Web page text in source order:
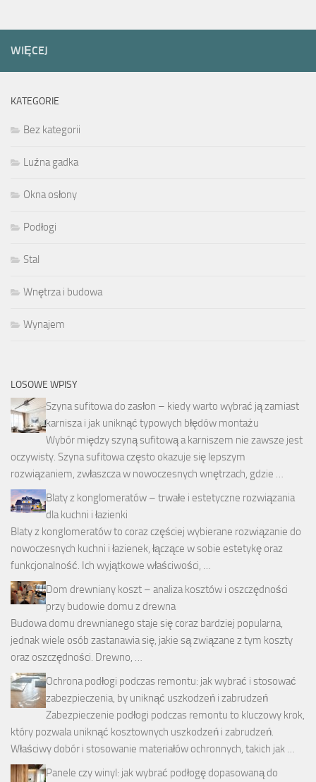
WIĘCEJ
KATEGORIE
Bez kategorii
Luźna gadka
Okna osłony
Podłogi
Stal
Wnętrza i budowa
Wynajem
LOSOWE WPISY
Szyna sufitowa do zasłon – kiedy warto wybrać ją zamiast
karnisza i jak uniknąć typowych błędów montażu
Wybór między szyną sufitową a karniszem nie zawsze jest
oczywisty. Szyna sufitowa często okazuje się lepszym
rozwiązaniem, zwłaszcza w nowoczesnych wnętrzach, gdzie …
Blaty z konglomeratów – trwałe i estetyczne rozwiązania
dla kuchni i łazienki
Blaty z konglomeratów to coraz częściej wybierane rozwiązanie do
nowoczesnych kuchni i łazienek, łączące w sobie estetykę oraz
funkcjonalność. Ich wyjątkowe właściwości, …
Dom drewniany koszt – analiza kosztów i oszczędności
przy budowie domu z drewna
Budowa domu drewnianego staje się coraz bardziej popularna,
jednak wiele osób zastanawia się, jakie są związane z tym koszty
oraz oszczędności. Drewno, …
Ochrona podłogi podczas remontu: jak wybrać i stosować
zabezpieczenia, by uniknąć uszkodzeń i zabrudzeń
Zabezpieczenie podłogi podczas remontu to kluczowy krok,
który pozwala uniknąć kosztownych uszkodzeń i zabrudzeń.
Właściwy dobór i stosowanie materiałów ochronnych, takich jak …
Panele czy winyl: jak wybrać podłogę dopasowaną do